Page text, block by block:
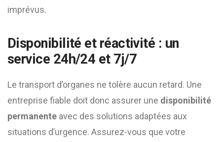
imprévus.
Disponibilité et réactivité : un
service 24h/24 et 7j/7
Le transport d’organes ne tolère aucun retard. Une
entreprise fiable doit donc assurer une disponibilité
permanente avec des solutions adaptées aux
situations d’urgence. Assurez-vous que votre